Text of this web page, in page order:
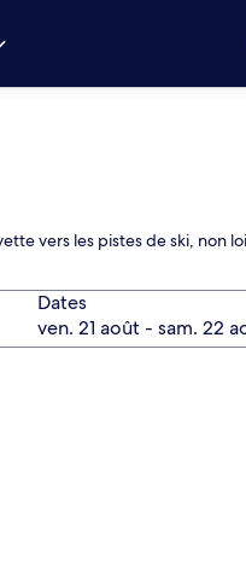
vers les pistes de ski, non
Dates